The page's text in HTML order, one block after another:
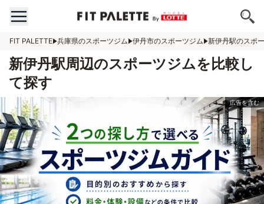
FIT PALETTE 兵庫県のスポーツジム 伊丹市のスポーツジム 新伊丹駅のスポ
新伊丹駅周辺のスポーツジムを比較し
て探す